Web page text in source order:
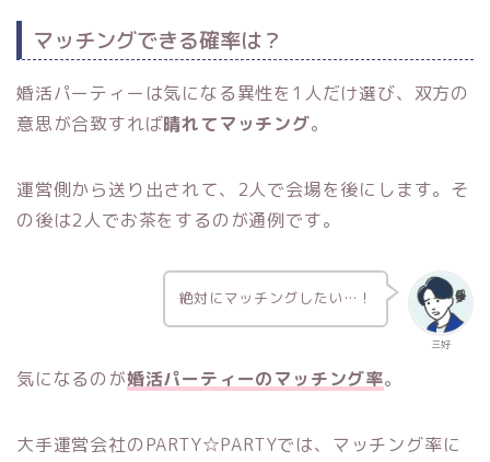
マッチングできる確率は？
婚活パーティーは気になる異性を1人だけ選び、双方の
意思が合致すれば晴れてマッチング。
運営側から送り出されて、2人で会場を後にします。そ
の後は2人でお茶をするのが通例です。
三好
絶対にマッチングしたい…！
気になるのが婚活パーティーのマッチング率。
大手運営会社のPARTY☆PARTYでは、マッチング率に